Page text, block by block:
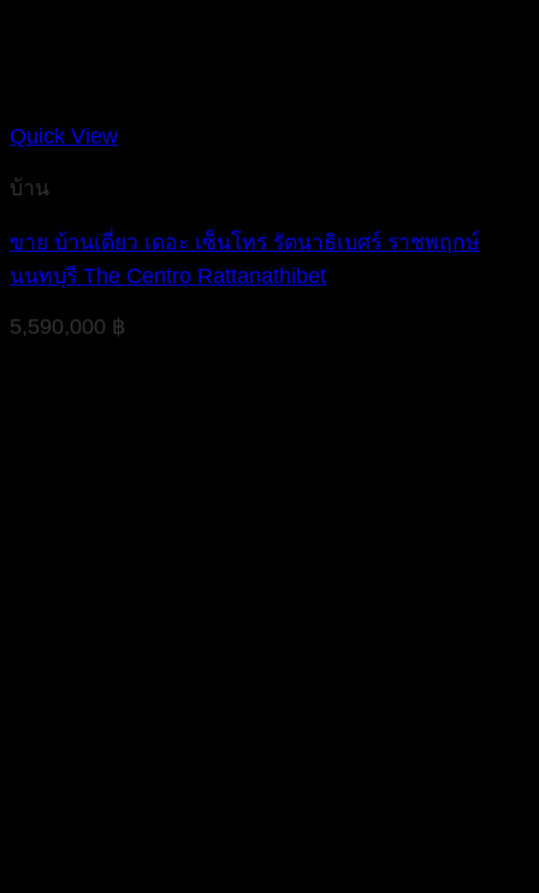
Quick View
บ้าน
ขาย บ้านเดี่ยว เดอะ เซ็นโทร รัตนาธิเบศร์ ราชพฤกษ์
นนทบุรี The Centro Rattanathibet
5,590,000 ฿